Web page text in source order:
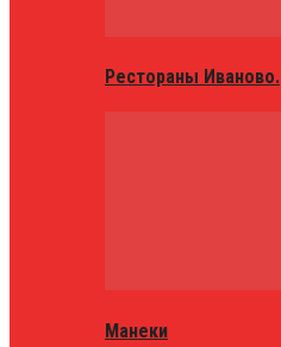
Рестораны Иваново.
Манеки